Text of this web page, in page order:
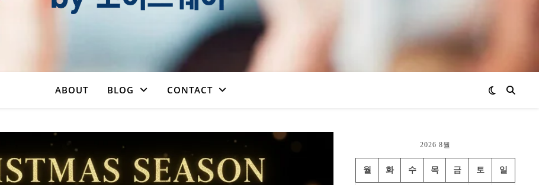
ABOUT BLOG CONTACT
2026 8월
월 화 수 목 금 토 일